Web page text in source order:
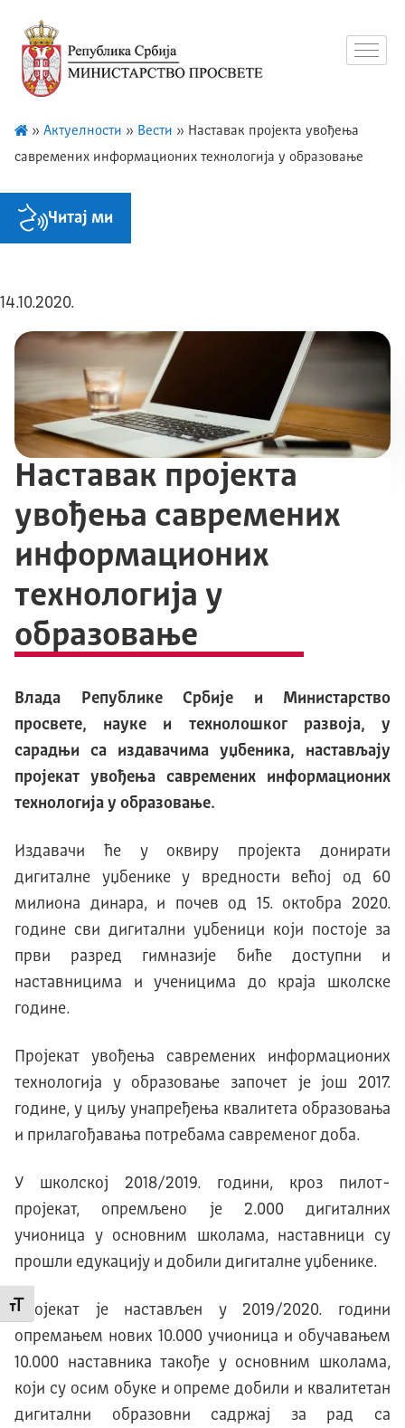
Промени величину слова
» Актуелности » Вести » Наставак пројекта увођења
савремених информационих технологија у образовање
Читај ми
14.10.2020.
Наставак пројекта
увођења савремених
информационих
технологија у
образовање
Влада Републике Србије и Министарство
просвете, науке и технолошког развоја, у
сарадњи са издавачима уџбеника, настављају
пројекат увођења савремених информационих
технологија у образовање.
Издавачи ће у оквиру пројекта донирати
дигиталне уџбенике у вредности већој од 60
милиона динара, и почев од 15. октобра 2020.
године сви дигитални уџбеници који постоје за
први разред гимназије биће доступни и
наставницима и ученицима до краја школске
године.
Пројекат увођења савремених информационих
технологија у образовање започет је још 2017.
године, у циљу унапређења квалитета образовања
и прилагођавања потребама савременог доба.
У школској 2018/2019. години, кроз пилот-
пројекат, опремљено је 2.000 дигиталних
учионица у основним школама, наставници су
прошли едукацију и добили дигиталне уџбенике.
Пројекат је настављен у 2019/2020. години
опремањем нових 10.000 учионица и обучавањем
10.000 наставника такође у основним школама,
који су осим обуке и опреме добили и квалитетан
дигитални образовни садржај за рад са